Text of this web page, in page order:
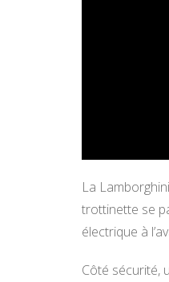
La
trottinette se
électrique à
Côté sécurité,